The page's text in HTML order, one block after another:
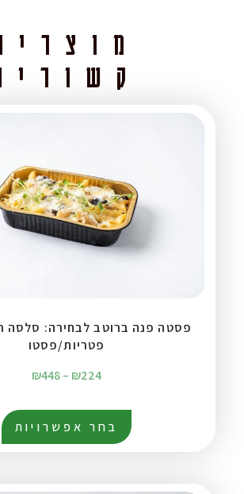
פסטה פנה ברוטב לבחירה: סלסה
פטריות/פסטו
₪224
–
₪448
בחר אפשרויות